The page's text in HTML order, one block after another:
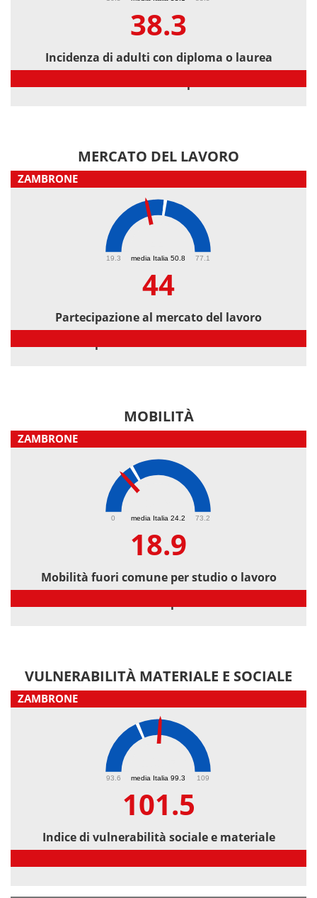
38.3
Incidenza di adulti con diploma o laurea
MERCATO DEL LAVORO
ZAMBRONE
media Italia 50.8
19.3 77.1
44
Partecipazione al mercato del lavoro
MOBILITÀ
ZAMBRONE
media Italia 24.2
0 73.2
18.9
Mobilità fuori comune per studio o lavoro
VULNERABILITÀ MATERIALE E SOCIALE
ZAMBRONE
media Italia 99.3
93.6 109
101.5
Indice di vulnerabilità sociale e materiale